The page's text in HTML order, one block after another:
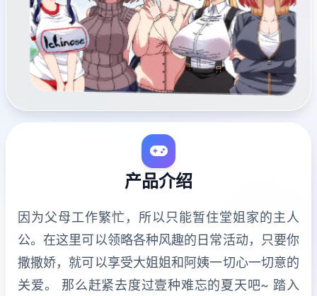
产品介绍
因为父母工作繁忙，所以只能暂住堂姐家的主人
公。在这里可以领略各种风趣的日常活动，只要你
撒撒娇，就可以享受大姐姐和阿姨一切心一切意的
关爱。 那么赶紧去度过壹种难忘的夏天吧~ 踏入